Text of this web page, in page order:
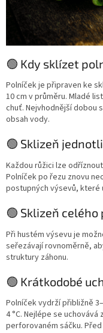
🟢 Kdy sklízet
Polníček je připraven ke
10 cm v průměru. Mladé
chuť. Nejvhodnější dobou
obsah vody.
🟢 Sklizeň
Každou růžici lze
Polníček po řezu znovu
postupných výsevů, které
🟢 Sklizeň celého
Při hustém výsevu je
seřezávají rovnoměrně,
struktury záhonu.
🟢 Krátkodobé
Polníček vydrží přibližně
4 °C. Nejlépe se
perforovaném sáčku.